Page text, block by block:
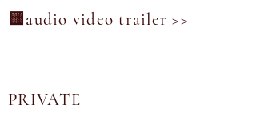
🟨audio video trailer >>
PRIVATE